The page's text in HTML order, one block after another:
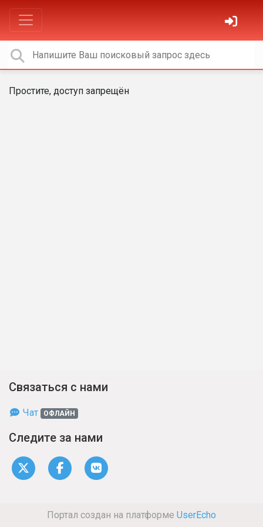
Простите, доступ запрещён
Связаться с нами
Чат ОФЛАЙН
Следите за нами
Портал создан на платформе UserEcho